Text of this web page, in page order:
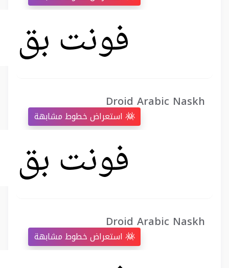
Droid Arabic Naskh
Droid Arabic Naskh